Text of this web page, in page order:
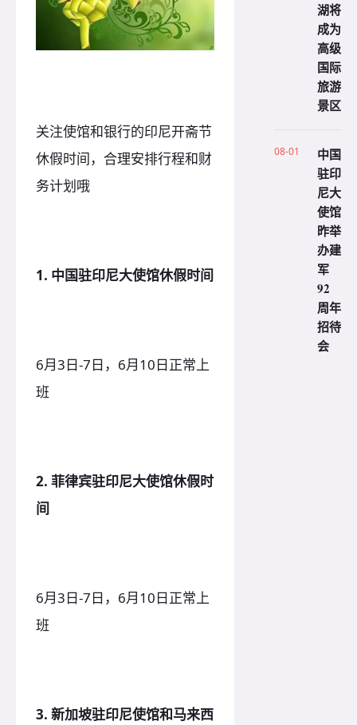
关注使馆和银行的印尼开斋节
休假时间，合理安排行程和财
务计划哦
1. 中国驻印尼大使馆休假时间
6月3日-7日，6月10日正常上
班
2. 菲律宾驻印尼大使馆休假时
间
6月3日-7日，6月10日正常上
班
3. 新加坡驻印尼使馆和马来西
湖将
成为
高级
国际
旅游
景区
08-01
中国
驻印
尼大
使馆
昨举
办建
军
92
周年
招待
会